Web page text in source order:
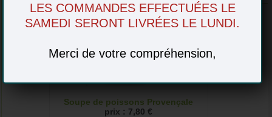
LES COMMANDES EFFECTUÉES LE
SAMEDI SERONT LIVRÉES LE LUNDI.
Merci de votre compréhension,
Soupe de poissons Provençale
prix : 7,80 €